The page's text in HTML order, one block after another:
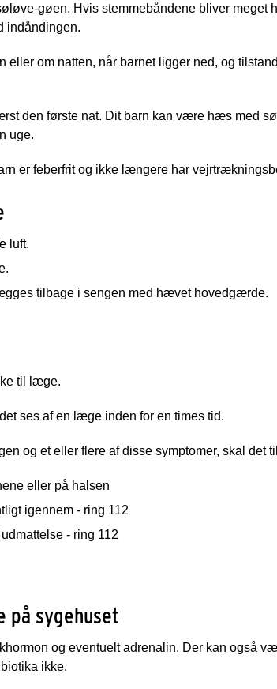
gøen. Hvis stemmebåndene bliver
indåndingen.
eller om natten, når barnet ligger ned, og
den første nat. Dit barn kan være hæs med
uge.
er feberfrit og ikke længere har
luft.
tilbage i sengen med hævet hovedgærde.
til læge.
ses af en læge inden for en times tid.
og et eller flere af disse symptomer, skal det
eller på halsen
igennem - ring 112
- ring 112
på sygehuset
og eventuelt adrenalin. Der kan også
ikke.